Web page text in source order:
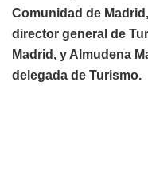
Comunidad de
director general de
Madrid, y Almudena
delegada de Turismo.